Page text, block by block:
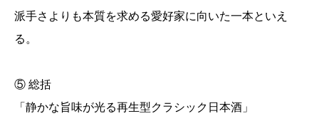
派手さよりも本質を求める愛好家に向いた一本といえ
る。
⑤ 総括
「静かな旨味が光る再生型クラシック日本酒」